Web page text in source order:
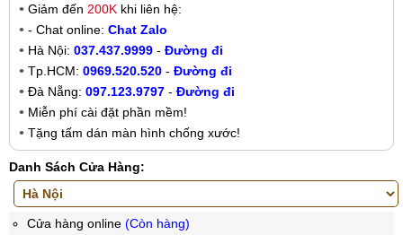
Giảm đến 200K khi liên hệ:
- Chat online: Chat Zalo
Hà Nội: 037.437.9999 - Đường đi
Tp.HCM: 0969.520.520 - Đường đi
Đà Nẵng: 097.123.9797 - Đường đi
Miễn phí cài đặt phần mềm!
Tặng tấm dán màn hình chống xước!
Danh Sách Cửa Hàng:
Cửa hàng online (Còn hàng)